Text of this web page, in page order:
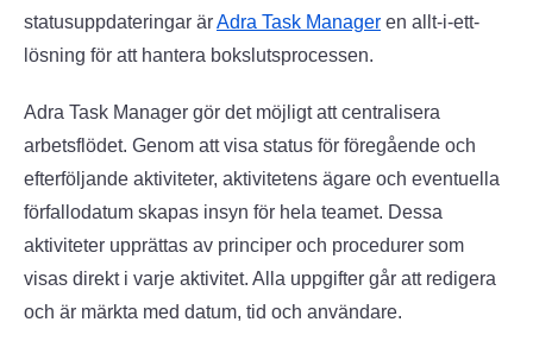
statusuppdateringar ärAdra Task Manager en allt-i-ett-
lösning för att hantera bokslutsprocessen.
Adra Task Manager gör det möjligt att centralisera
arbetsflödet. Genom att visa status för föregående och
efterföljande aktiviteter, aktivitetens ägare och eventuella
förfallodatum skapas insyn för hela teamet. Dessa
aktiviteter upprättas av principer och procedurer som
visas direkt i varje aktivitet. Alla uppgifter går att redigera
och är märkta med datum, tid och användare.